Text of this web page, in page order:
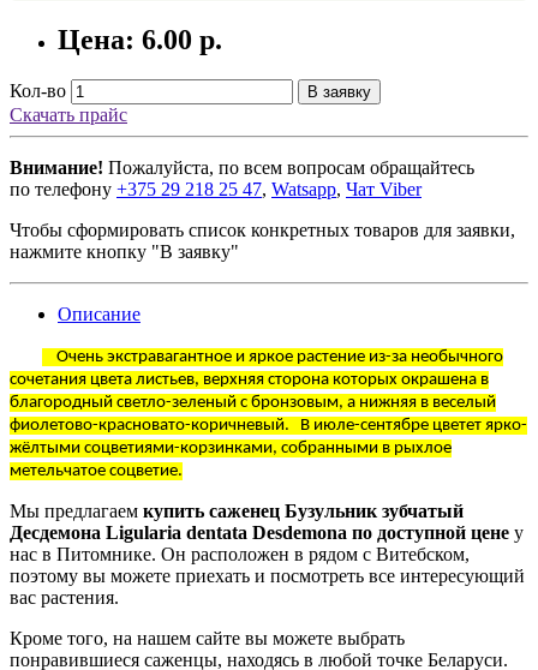
Цена: 6.00 р.
Кол-во В заявку
Скачать прайс
Внимание! Пожалуйста, по всем вопросам обращайтесь
по телефону +375 29 218 25 47, Watsapp, Чат Viber
Чтобы сформировать список конкретных товаров для заявки,
нажмите кнопку "В заявку"
Описание
Очень экстравагантное и яркое растение из-за необычного
сочетания цвета листьев, верхняя сторона которых окрашена в
благородный светло-зеленый с бронзовым, а нижняя в веселый
фиолетово-красновато-коричневый. В июле-сентябре цветет ярко-
жёлтыми соцветиями-корзинками, собранными в рыхлое
метельчатое соцветие.
Мы предлагаем купить саженец Бузульник зубчатый
Десдемона Ligularia dentata Desdemona по доступной цене у
нас в Питомнике. Он расположен в рядом с Витебском,
поэтому вы можете приехать и посмотреть все интересующий
вас растения.
Кроме того, на нашем сайте вы можете выбрать
понравившиеся саженцы, находясь в любой точке Беларуси.